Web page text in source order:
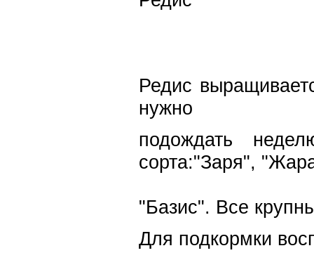
Редис
нужно
подождать
сорта:"Заря",
"Базис". Все
Для подкормки